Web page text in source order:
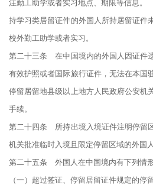
注勤工助学或者实习地点、期限等信息。
持学习类居留证件的外国人所持居留证件
校外勤工助学或者实习。
第二十三条 在中国境内的外国人因证件
有效护照或者国际旅行证件，无法在本国
停留居留地县级以上地方人民政府公安机
手续。
第二十四条 所持出境入境证件注明停留
机关批准临时入境且限定停留区域的外国
第二十五条 外国人在中国境内有下列情
（一）超过签证、停留居留证件规定的停